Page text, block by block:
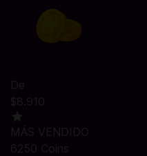
De
$8.910
MÁS VENDIDO
6250 Coins